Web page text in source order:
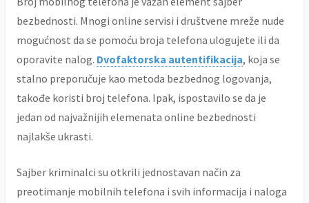
bezbednosti. Mnogi online servisi i društvene mreže nude
mogućnost da se pomoću broja telefona ulogujete ili da
oporavite nalog. Dvofaktorska autentifikacija, koja se
stalno preporučuje kao metoda bezbednog logovanja,
takođe koristi broj telefona. Ipak, ispostavilo se da je
jedan od najvažnijih elemenata online bezbednosti
najlakše ukrasti.
Sajber kriminalci su otkrili jednostavan način za
preotimanje mobilnih telefona i svih informacija i naloga